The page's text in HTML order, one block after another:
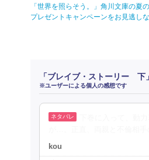
「世界を照らそう。」角川文庫の
プレゼントキャンペーンをお見逃しな
「ブレイブ・ストーリー 下
※ユーザーによる個人の感想です
が…。正直、両親と不倫相
kou